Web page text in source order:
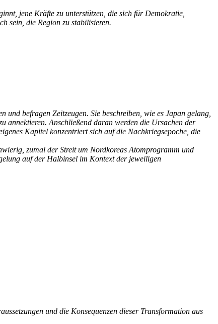
jene Kräfte zu unterstützen, die sich für Demokratie,
sein, die Region zu stabilisieren.
befragen Zeitzeugen. Sie beschreiben, wie es Japan gelang,
annektieren. Anschließend daran werden die Ursachen der
Kapitel konzentriert sich auf die Nachkriegsepoche, die
zumal der Streit um Nordkoreas Atomprogramm und
auf der Halbinsel im Kontext der jeweiligen
und die Konsequenzen dieser Transformation aus